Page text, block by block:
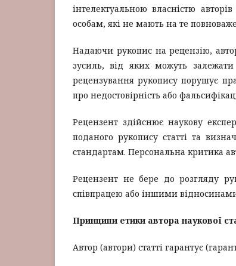
інтелектуальною власністю
особам, які не мають на те
Надаючи рукопис на рецензію,
зусиль, від яких можуть
рецензування рукопису порушує
про недостовірність або
Рецензент здійснює наукову
поданого рукопису статті та
стандартам. Персональна критика
Рецензент не бере до розгляду
співпрацею або іншими
Принципи етики автора наукової
Автор (автори) статті гарантує